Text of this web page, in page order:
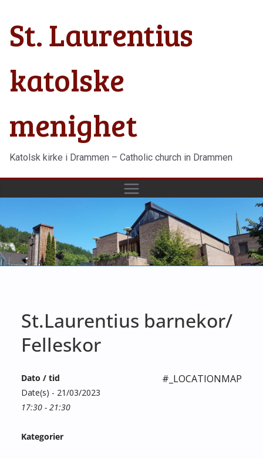
innholdet
St. Laurentius
katolske
menighet
Katolsk kirke i Drammen – Catholic church in Drammen
St.Laurentius barnekor/
Felleskor
#_LOCATIONMAP
Dato / tid
Date(s) - 21/03/2023
17:30 - 21:30
Kategorier